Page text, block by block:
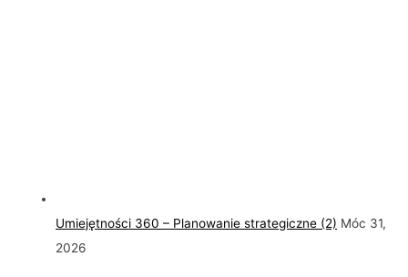
Umiejętności 360 – Planowanie strategiczne (2) Móc 31,
2026